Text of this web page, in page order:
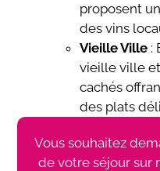
proposent
des vins
Vieille Ville :
vieille ville
cachés
des plats
Vous souhaitez
de votre séjour sur